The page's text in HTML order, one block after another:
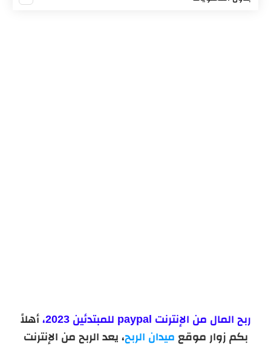
ربح المال من الإنترنت paypal للمبتدئين 2023،
أهلاً
بكم زوار موقع ميدان الربح، يعد الربح من الإنترنت